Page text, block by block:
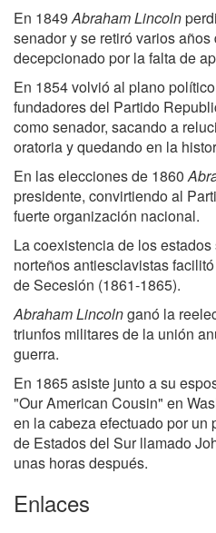
En 1849Abraham Lincoln
senador y se retiró varios
decepcionado por la falta de
En 1854 volvió al plano
fundadores del Partido
como senador, sacando a
oratoria y quedando en la
En las elecciones de 1860
presidente, convirtiendo al
fuerte organización nacional.
La coexistencia de los
norteños antiesclavistas
de Secesión (1861-1865).
Abraham Lincolnganó la
triunfos militares de la unión
guerra.
En 1865 asiste junto a su
"Our American Cousin" en
en la cabeza efectuado por un
de Estados del Sur llamado
unas horas después.
Enlaces